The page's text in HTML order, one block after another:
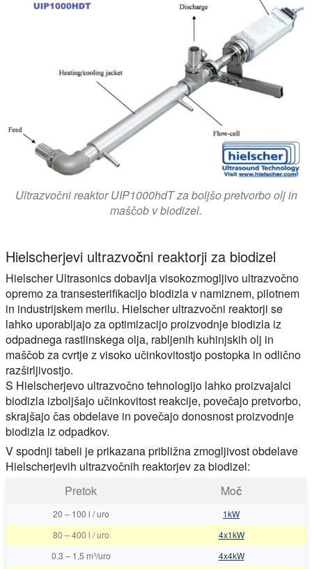
Ultrazvočni reaktor UIP1000hdT za boljšo pretvorbo olj in
maščob v biodizel.
Hielscherjevi ultrazvočni reaktorji za biodizel
Hielscher Ultrasonics dobavlja visokozmogljivo ultrazvočno
opremo za transesterifikacijo biodizla v namiznem, pilotnem
in industrijskem merilu. Hielscher ultrazvočni reaktorji se
lahko uporabljajo za optimizacijo proizvodnje biodizla iz
odpadnega rastlinskega olja, rabljenih kuhinjskih olj in
maščob za cvrtje z visoko učinkovitostjo postopka in odlično
razširljivostjo.
S Hielscherjevo ultrazvočno tehnologijo lahko proizvajalci
biodizla izboljšajo učinkovitost reakcije, povečajo pretvorbo,
skrajšajo čas obdelave in povečajo donosnost proizvodnje
biodizla iz odpadkov.
V spodnji tabeli je prikazana približna zmogljivost obdelave
Hielscherjevih ultrazvočnih reaktorjev za biodizel:
Pretok
Moč
20 – 100 l / uro
1kW
80 –400 l / uro
4x1kW
0.3 – 1,5 m³/uro
4x4kW